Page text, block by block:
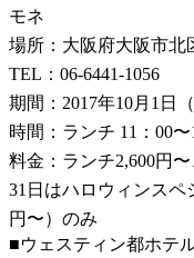
モネ
場所：大阪府大阪市北
TEL：06-6441-1056
期間：2017年10月1日
時間：ランチ 11：00
料金：ランチ2,600円
31日はハロウィンスペ
円〜）のみ
■ウェスティン都ホテ